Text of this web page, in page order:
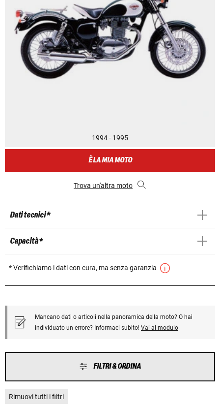
1994 - 1995
È LA MIA MOTO
Trova un'altra moto
Dati tecnici *
Capacità *
* Verifichiamo i dati con cura, ma senza garanzia
Mancano dati o articoli nella panoramica della moto? O hai
individuato un errore? Informaci subito! Vai al modulo
FILTRI & ORDINA
Rimuovi tutti i filtri